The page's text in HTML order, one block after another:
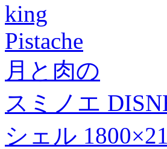
king
Pistache
月と肉の
スミノエ
シェル